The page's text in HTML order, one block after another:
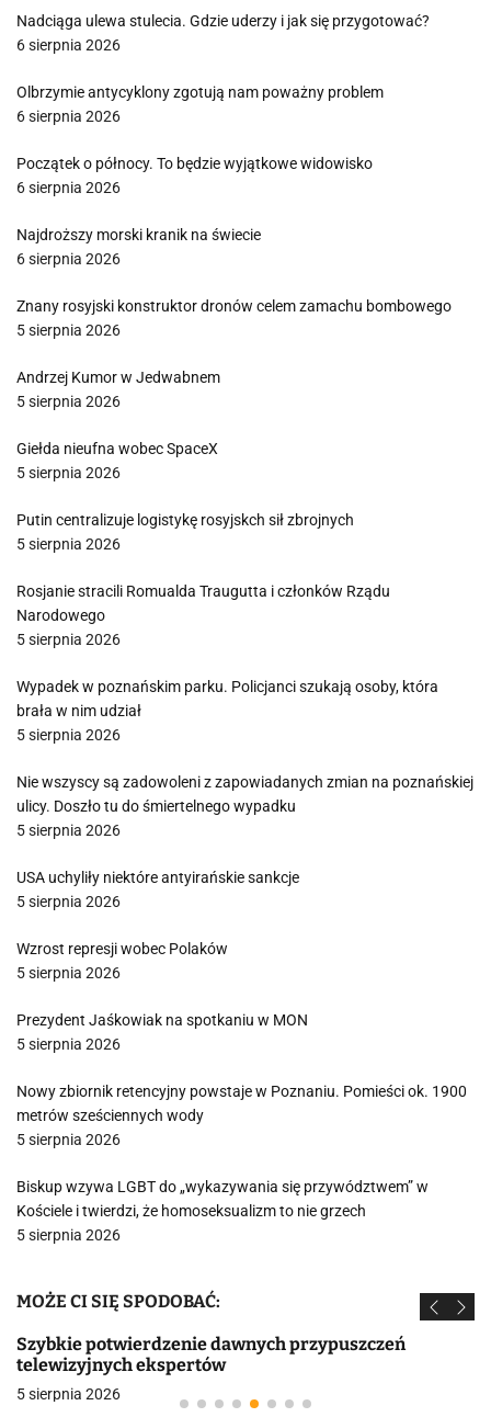
Nadciąga ulewa stulecia. Gdzie uderzy i jak się przygotować?
6 sierpnia 2026
Olbrzymie antycyklony zgotują nam poważny problem
6 sierpnia 2026
Początek o północy. To będzie wyjątkowe widowisko
6 sierpnia 2026
Najdroższy morski kranik na świecie
6 sierpnia 2026
Znany rosyjski konstruktor dronów celem zamachu bombowego
5 sierpnia 2026
Andrzej Kumor w Jedwabnem
5 sierpnia 2026
Giełda nieufna wobec SpaceX
5 sierpnia 2026
Putin centralizuje logistykę rosyjskch sił zbrojnych
5 sierpnia 2026
Rosjanie stracili Romualda Traugutta i członków Rządu
Narodowego
5 sierpnia 2026
Wypadek w poznańskim parku. Policjanci szukają osoby, która
brała w nim udział
5 sierpnia 2026
Nie wszyscy są zadowoleni z zapowiadanych zmian na poznańskiej
ulicy. Doszło tu do śmiertelnego wypadku
5 sierpnia 2026
USA uchyliły niektóre antyirańskie sankcje
5 sierpnia 2026
Wzrost represji wobec Polaków
5 sierpnia 2026
Prezydent Jaśkowiak na spotkaniu w MON
5 sierpnia 2026
Nowy zbiornik retencyjny powstaje w Poznaniu. Pomieści ok. 1900
metrów sześciennych wody
5 sierpnia 2026
Biskup wzywa LGBT do „wykazywania się przywództwem” w
Kościele i twierdzi, że homoseksualizm to nie grzech
5 sierpnia 2026
MOŻE CI SIĘ SPODOBAĆ:
Szybkie potwierdzenie dawnych przypuszczeń
telewizyjnych ekspertów
5 sierpnia 2026